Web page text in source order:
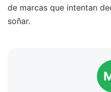
de marcas que intentan
soñar.